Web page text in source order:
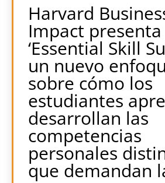
Harvard
Impact presenta
‘Essential Skill
un nuevo
sobre cómo los
estudiantes
desarrollan las
competencias
personales
que demandan